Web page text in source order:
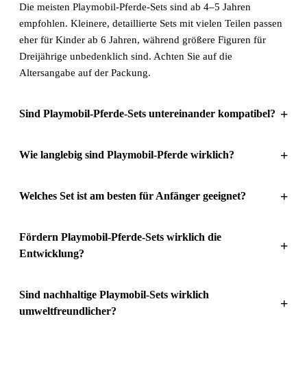
Die meisten Playmobil-Pferde-Sets sind ab 4–5 Jahren
empfohlen. Kleinere, detaillierte Sets mit vielen Teilen passen
eher für Kinder ab 6 Jahren, während größere Figuren für
Dreijährige unbedenklich sind. Achten Sie auf die
Altersangabe auf der Packung.
Sind Playmobil-Pferde-Sets untereinander kompatibel? +
Wie langlebig sind Playmobil-Pferde wirklich? +
Welches Set ist am besten für Anfänger geeignet? +
Fördern Playmobil-Pferde-Sets wirklich die
Entwicklung?
+
Sind nachhaltige Playmobil-Sets wirklich
umweltfreundlicher?
+